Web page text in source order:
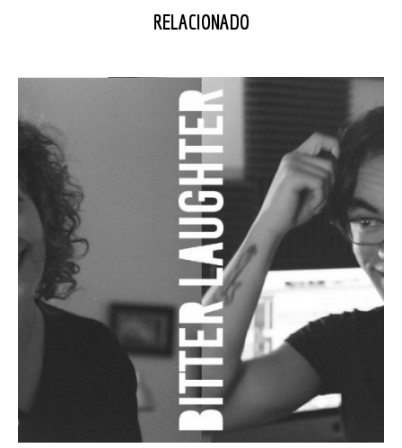
RELACIONADO